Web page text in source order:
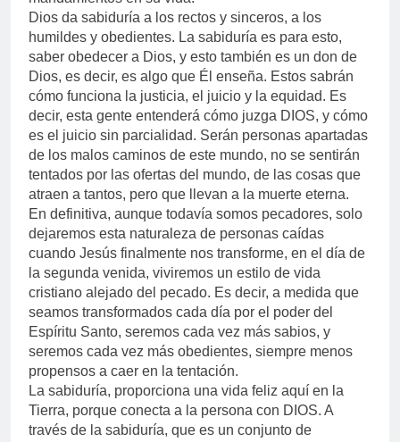
Dios da sabiduría a los rectos y sinceros, a los
humildes y obedientes. La sabiduría es para esto,
saber obedecer a Dios, y esto también es un don de
Dios, es decir, es algo que Él enseña. Estos sabrán
cómo funciona la justicia, el juicio y la equidad. Es
decir, esta gente entenderá cómo juzga DIOS, y cómo
es el juicio sin parcialidad. Serán personas apartadas
de los malos caminos de este mundo, no se sentirán
tentados por las ofertas del mundo, de las cosas que
atraen a tantos, pero que llevan a la muerte eterna.
En definitiva, aunque todavía somos pecadores, solo
dejaremos esta naturaleza de personas caídas
cuando Jesús finalmente nos transforme, en el día de
la segunda venida, viviremos un estilo de vida
cristiano alejado del pecado. Es decir, a medida que
seamos transformados cada día por el poder del
Espíritu Santo, seremos cada vez más sabios, y
seremos cada vez más obedientes, siempre menos
propensos a caer en la tentación.
La sabiduría, proporciona una vida feliz aquí en la
Tierra, porque conecta a la persona con DIOS. A
través de la sabiduría, que es un conjunto de